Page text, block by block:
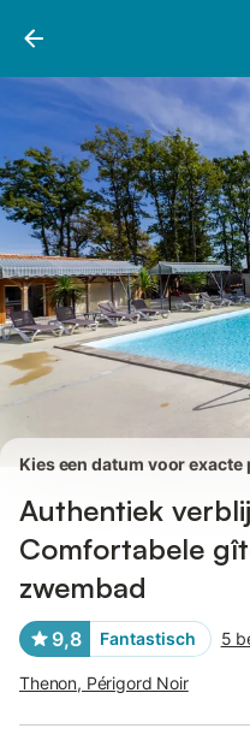
Afbeeldingen
Kies een datum voor exacte
Authentiek
Comfortabele
zwembad
9,8 Fantastisch 5
Thenon, Périgord Noir